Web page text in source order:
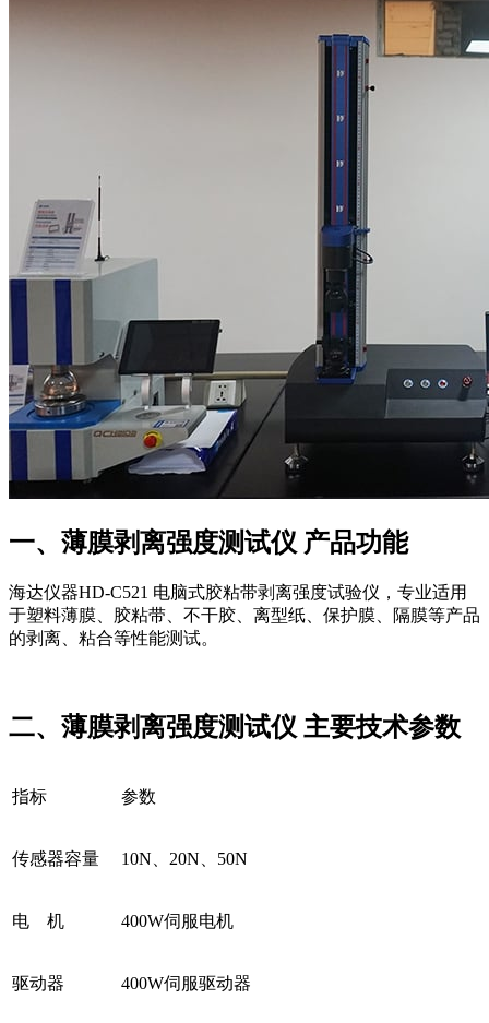
一、薄膜剥离强度测试仪 产品功能
海达仪器HD-C521 电脑式胶粘带剥离强度试验仪，专业适用
于塑料薄膜、胶粘带、不干胶、离型纸、保护膜、隔膜等产品
的剥离、粘合等性能测试。
二、薄膜剥离强度测试仪 主要技术参数
指标 参数
传感器容量 10N、20N、50N
电 机 400W伺服电机
驱动器 400W伺服驱动器